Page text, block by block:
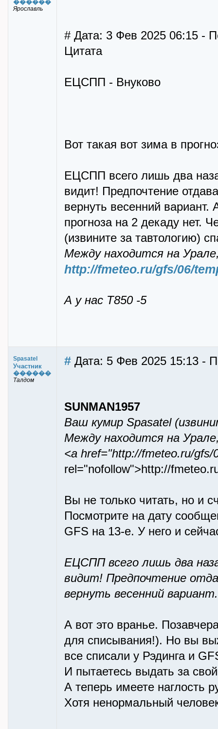
������
Ярославль
# Дата: 3 Фев 2025 06:15 -
Цитата
ЕЦСПП - Внуково
Вот такая вот зима в
ЕЦСПП всего лишь два
видит! Предпочтение
вернуть весенний
прогноза на 2 декаду нет.
(извините за тавтологию)
Между находится на
http://fmeteo.ru/gfs/06/
А у нас T850 -5
Spasatel
Участник
������
Талдом
# Дата: 5 Фев 2025 15:13 -
SUNMAN1957
Ваш кумир Spasatel
Между находится на
<a href="http://fmeteo.ru/gfs/
rel="nofollow">http://
Вы не только читать, но и
Посмотрите на дату
GFS на 13-е. У него и
ЕЦСПП всего лишь два
видит! Предпочтение
вернуть весенний
А вот это вранье.
для списывания!). Но вы
все списали у Рэдинга и
И пытаетесь выдать за
А теперь имеете наглость
Хотя ненормальный